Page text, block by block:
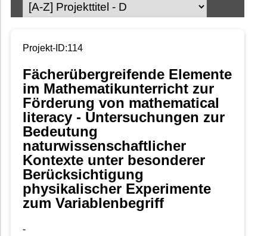
Projekt-ID:114
Fächerübergreifende Elemente
im Mathematikunterricht zur
Förderung von mathematical
literacy - Untersuchungen zur
Bedeutung
naturwissenschaftlicher
Kontexte unter besonderer
Berücksichtigung
physikalischer Experimente
zum Variablenbegriff
-